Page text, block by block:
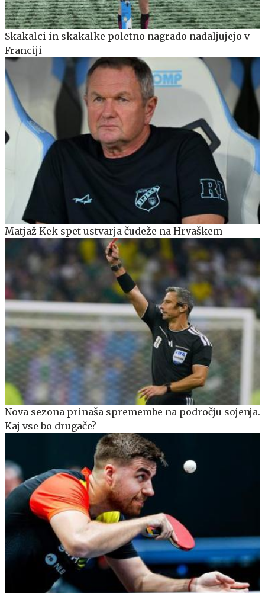
Skakalci in skakalke poletno nagrado nadaljujejo v
Franciji
Matjaž Kek spet ustvarja čudeže na Hrvaškem
Nova sezona prinaša spremembe na področju sojenja.
Kaj vse bo drugače?